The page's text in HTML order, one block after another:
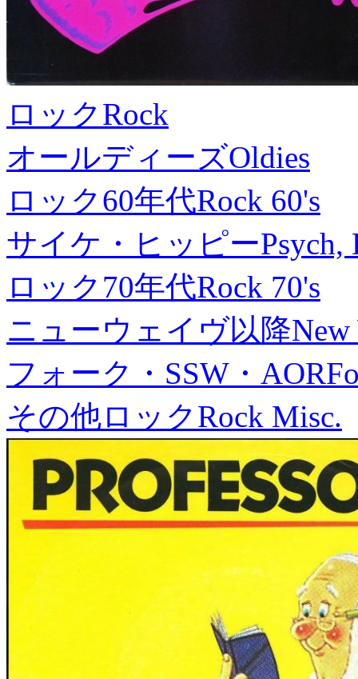
ロックRock
オールディーズOldies
ロック60年代Rock 60's
サイケ・ヒッピーPsych,
ロック70年代Rock 70's
ニューウェイヴ以降New
フォーク・SSW・AOR
その他ロックRock Misc.